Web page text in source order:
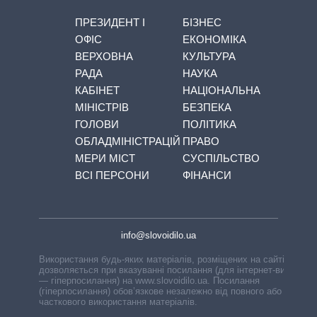
ПРЕЗИДЕНТ І
ОФІС
ВЕРХОВНА
РАДА
КАБІНЕТ
МІНІСТРІВ
ГОЛОВИ
ОБЛАДМІНІСТРАЦІЙ
МЕРИ МІСТ
ВСІ ПЕРСОНИ
БІЗНЕС
ЕКОНОМІКА
КУЛЬТУРА
НАУКА
НАЦІОНАЛЬНА
БЕЗПЕКА
ПОЛІТИКА
ПРАВО
СУСПІЛЬСТВО
ФІНАНСИ
info@slovoidilo.ua
Використання будь-яких матеріалів, розміщених на сайті,
дозволяється при вказуванні посилання (для інтернет-видань
— гіперпосилання) на www.slovoidilo.ua. Посилання
(гіперпосилання) обов’язкове незалежно від повного або
часткового використання матеріалів.